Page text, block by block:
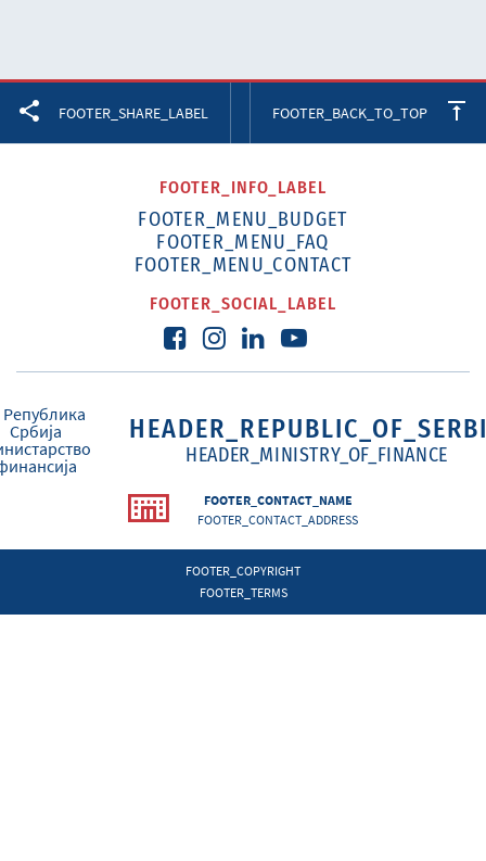
FOOTER_SHARE_LABEL FOOTER_BACK_TO_TOP
FOOTER_INFO_LABEL
FOOTER_MENU_BUDGET
FOOTER_MENU_FAQ
FOOTER_MENU_CONTACT
FOOTER_SOCIAL_LABEL
HEADER_MINISTRY_OF_FINANCE
FOOTER_CONTACT_NAME
FOOTER_CONTACT_ADDRESS
FOOTER_COPYRIGHT
FOOTER_TERMS